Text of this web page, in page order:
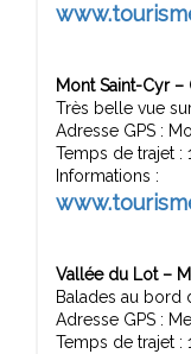
Mont Saint-Cyr –
Très belle vue
Adresse GPS :
Temps de trajet :
Informations :
Vallée du Lot –
Balades au bord
Adresse GPS :
Temps de trajet :